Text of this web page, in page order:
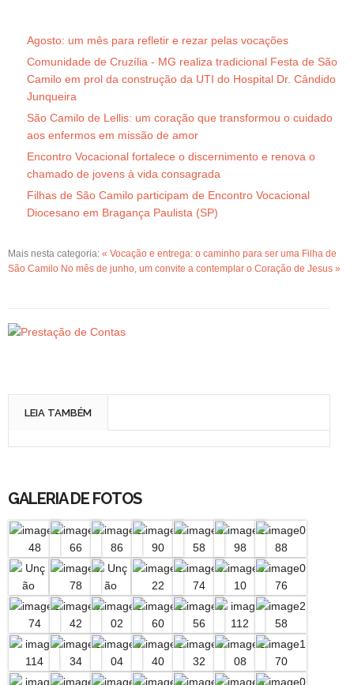
Agosto: um mês para refletir e rezar pelas vocações
Comunidade de Cruzília - MG realiza tradicional Festa de São
Camilo em prol da construção da UTI do Hospital Dr. Cândido
Junqueira
São Camilo de Lellis: um coração que transformou o cuidado
aos enfermos em missão de amor
Encontro Vocacional fortalece o discernimento e renova o
chamado de jovens à vida consagrada
Filhas de São Camilo participam de Encontro Vocacional
Diocesano em Bragança Paulista (SP)
Mais nesta categoria: « Vocação e entrega: o caminho para ser uma Filha de
São Camilo No mês de junho, um convite a contemplar o Coração de Jesus »
LEIA TAMBÉM
GALERIA DE FOTOS